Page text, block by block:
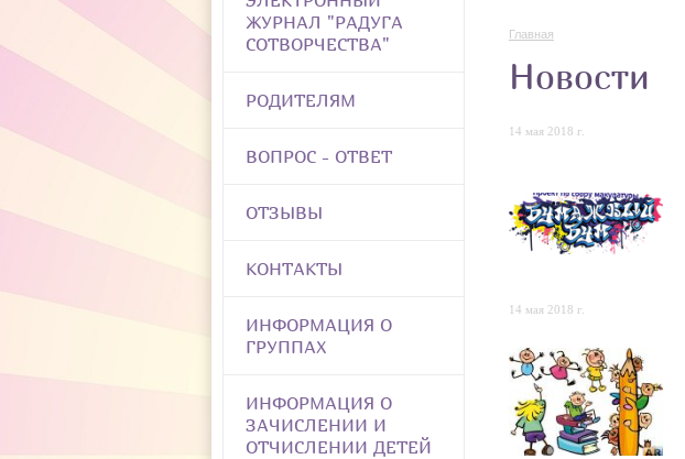
ЖУРНАЛ "РАДУГА
СОТВОРЧЕСТВА"
РОДИТЕЛЯМ
ВОПРОС - ОТВЕТ
ОТЗЫВЫ
КОНТАКТЫ
ИНФОРМАЦИЯ О
ГРУППАХ
ИНФОРМАЦИЯ О
ЗАЧИСЛЕНИИ И
ОТЧИСЛЕНИИ ДЕТЕЙ
Главная
Новости
14 мая 2018 г.
14 мая 2018 г.